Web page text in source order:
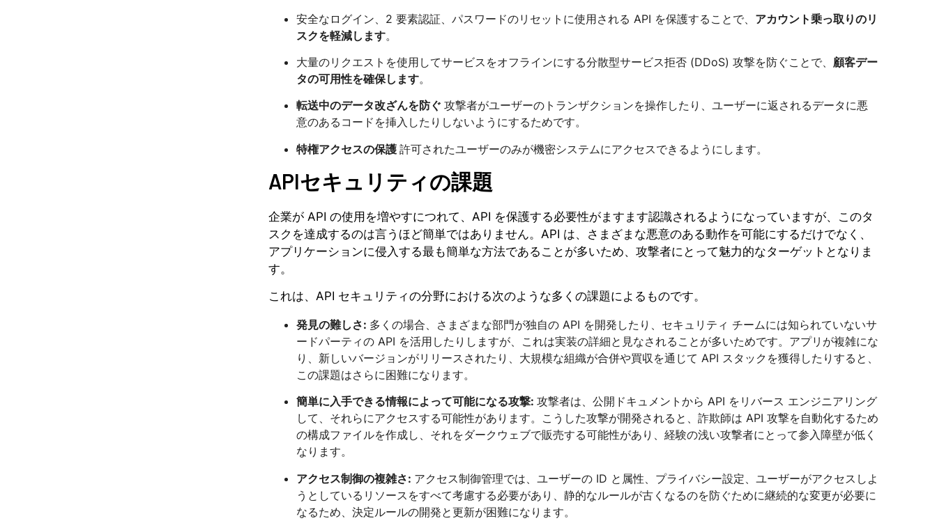
安全なログイン、2 要素認証、パスワードのリセットに使用される API を保護することで、 アカウント乗っ取りのリ
スクを軽減します。
大量のリクエストを使用してサービスをオフラインにする分散型サービス拒否 (DDoS) 攻撃を防ぐことで、 顧客デー
タの可用性を確保します。
転送中のデータ改ざんを防ぐ 攻撃者がユーザーのトランザクションを操作したり、ユーザーに返されるデータに悪
意のあるコードを挿入したりしないようにするためです。
特権アクセスの保護 許可されたユーザーのみが機密システムにアクセスできるようにします。
APIセキュリティの課題
企業が API の使用を増やすにつれて、API を保護する必要性がますます認識されるようになっていますが、このタ
スクを達成するのは言うほど簡単ではありません。API は、さまざまな悪意のある動作を可能にするだけでなく、
アプリケーションに侵入する最も簡単な方法であることが多いため、攻撃者にとって魅力的なターゲットとなりま
す。
これは、API セキュリティの分野における次のような多くの課題によるものです。
発見の難しさ: 多くの場合、さまざまな部門が独自の API を開発したり、セキュリティ チームには知られていないサ
ードパーティの API を活用したりしますが、これは実装の詳細と見なされることが多いためです。アプリが複雑にな
り、新しいバージョンがリリースされたり、大規模な組織が合併や買収を通じて API スタックを獲得したりすると、
この課題はさらに困難になります。
簡単に入手できる情報によって可能になる攻撃: 攻撃者は、公開ドキュメントから API をリバース エンジニアリング
して、それらにアクセスする可能性があります。こうした攻撃が開発されると、詐欺師は API 攻撃を自動化するため
の構成ファイルを作成し、それをダークウェブで販売する可能性があり、経験の浅い攻撃者にとって参入障壁が低く
なります。
アクセス制御の複雑さ: アクセス制御管理では、ユーザーの ID と属性、プライバシー設定、ユーザーがアクセスしよ
うとしているリソースをすべて考慮する必要があり、静的なルールが古くなるのを防ぐために継続的な変更が必要に
なるため、決定ルールの開発と更新が困難になります。